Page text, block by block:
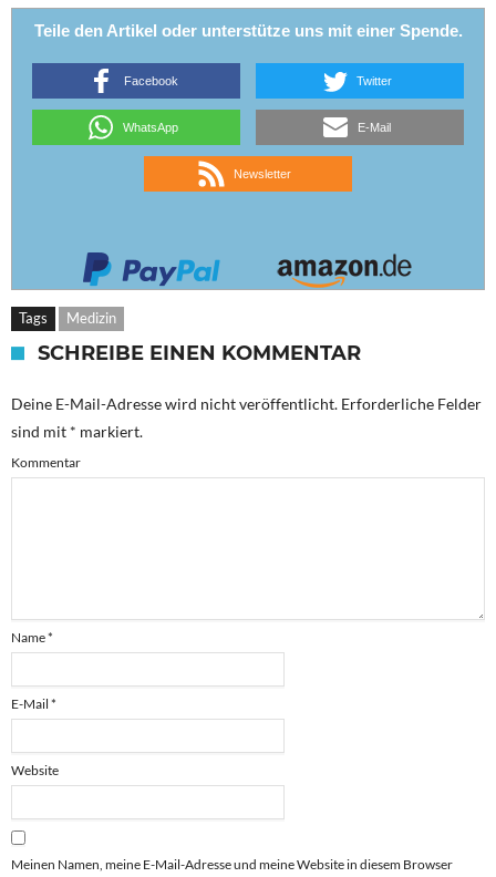
Teile den Artikel oder unterstütze uns mit einer Spende.
Facebook Twitter
WhatsApp E-Mail
Newsletter
Tags Medizin
SCHREIBE EINEN KOMMENTAR
Deine E-Mail-Adresse wird nicht veröffentlicht. Erforderliche Felder
sind mit * markiert.
Kommentar
Name*
E-Mail *
Website
Meinen Namen, meine E-Mail-Adresse und meine Website in diesem Browser